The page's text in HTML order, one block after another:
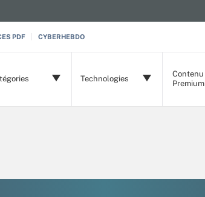
PDF CYBERHEBDO
Technologies
Contenu
Premium